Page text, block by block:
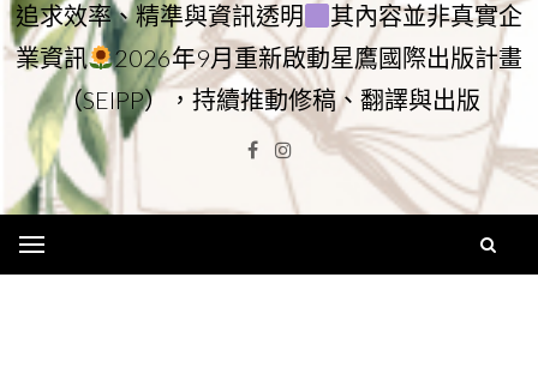
追求效率、精準與資訊透明
其內容並非真實企
業資訊
2026年9月重新啟動星鷹國際出版計畫
（SEIPP），持續推動修稿、翻譯與出版
Facebook
Instagram